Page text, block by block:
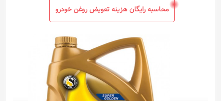
محاسبه رایگان هزینه تعویض روغن خودرو